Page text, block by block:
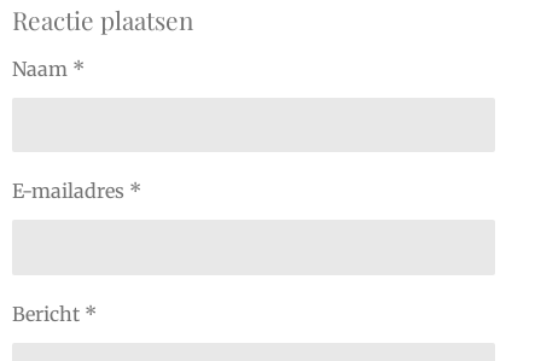
Reactie plaatsen
Naam *
E-mailadres *
Bericht *